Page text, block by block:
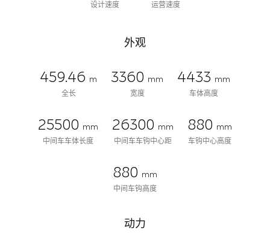
设计速度
运营速度
外观
459.46 m
全长
3360 mm
宽度
4433 mm
车体高度
25500 mm
中间车车体长度
26300 mm
中间车车钩中心距
880 mm
车钩中心高度
880 mm
中间车钩高度
动力